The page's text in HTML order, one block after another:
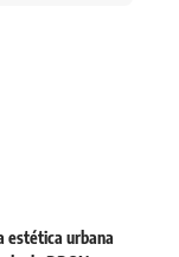
estética urbana